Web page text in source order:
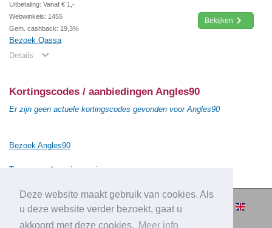
Deze website maakt gebruik van cookies. Als
u deze website verder bezoekt, gaat u
akkoord met deze cookies. Meer info
Uitbetaling: Vanaf € 1,-
Webwinkels: 1455
Gem. cashback: 19,3%
Bezoek Qassa
Details
Bekijken
Kortingscodes / aanbiedingen Angles90
Er zijn geen actuele kortingscodes gevonden voor Angles90
Bezoek Angles90
Terug naar de vorige pagina
© 2010-2026 Cashbacksvergelijken.nl -